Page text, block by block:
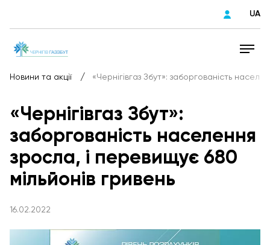
UA
Новини та акції / «Чернігівгаз Збут»: заборгованість
«Чернігівгаз Збут»:
заборгованість населення
зросла, і перевищує 680
мільйонів гривень
16.02.2022